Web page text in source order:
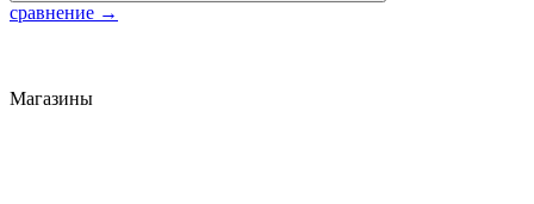
сравнение →
Магазины